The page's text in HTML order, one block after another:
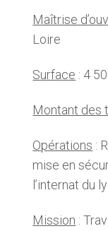
Maîtrise
Loire
Surface : 4
Montant des
Opérations :
mise en
l’internat du
Mission :